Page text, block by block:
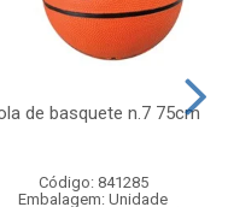
de basquete n.7 75cm
Código: 841285
Embalagem: Unidade